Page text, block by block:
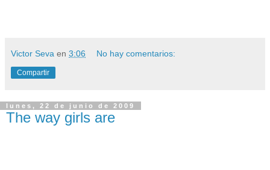
Victor Seva en 3:06 No hay comentarios:
Compartir
lunes, 22 de junio de 2009
The way girls are